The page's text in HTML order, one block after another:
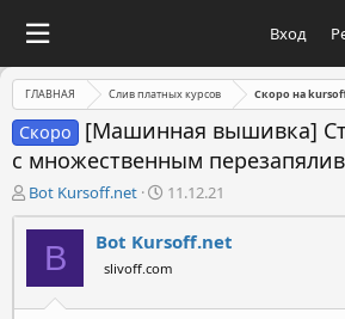
Вход
ГЛАВНАЯ Слив платных курсов Скоро на
Скоро
[Машинная вышивка]
с множественным
А
в
т
Bot Kursoff.net
Д
а
т
а
н
11.12.21
B Bot Kursoff.net
slivoff.com